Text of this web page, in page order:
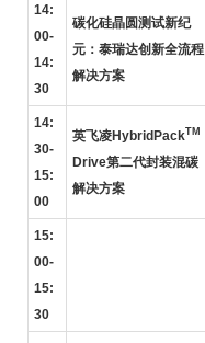
14:
00-
14:
30
碳化硅晶圆测试新纪
元：泰瑞达创新全流程
解决方案
14:
30-
15:
00
英飞凌HybridPackTM
Drive第二代封装混碳
解决方案
15:
00-
15:
30